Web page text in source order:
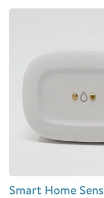
Smart Home